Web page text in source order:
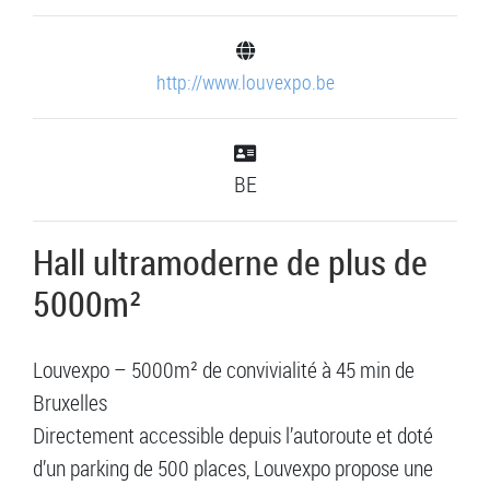
http://www.louvexpo.be
BE
Hall ultramoderne de plus de
5000m²
Louvexpo – 5000m² de convivialité à 45 min de
Bruxelles
Directement accessible depuis l’autoroute et doté
d’un parking de 500 places, Louvexpo propose une